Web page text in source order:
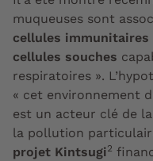
muqueuses sont
cellules immunitaires
cellules souches
respiratoires ».
« cet environnement
est un acteur clé de
la pollution
projet Kintsugi2